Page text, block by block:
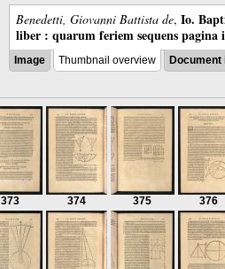
Benedetti, Giovanni Battista de, Io.
liber : quarum feriem sequens pagina
Image Thumbnail overview
373 374 375 376